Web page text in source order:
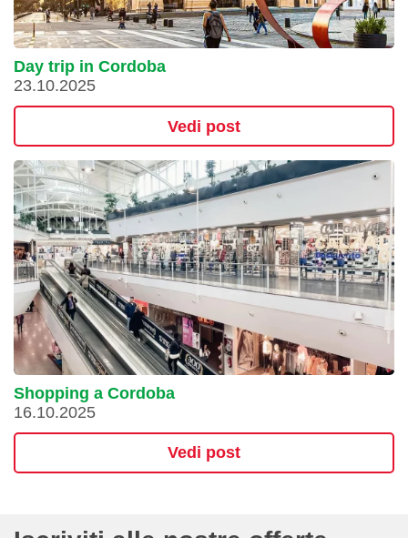
Day trip in Cordoba
23.10.2025
Vedi post
Shopping a Cordoba
16.10.2025
Vedi post